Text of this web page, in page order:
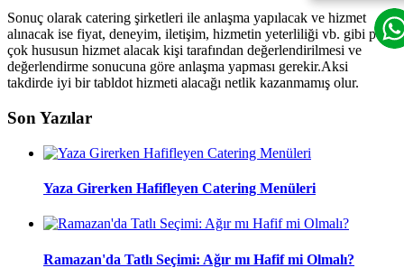
Sonuç olarak catering şirketleri ile anlaşma yapılacak ve hizmet
alınacak ise fiyat, deneyim, iletişim, hizmetin yeterliliği vb. gibi pek
çok hususun hizmet alacak kişi tarafından değerlendirilmesi ve
değerlendirme sonucuna göre anlaşma yapması gerekir.Aksi
takdirde iyi bir tabldot hizmeti alacağı netlik kazanmamış olur.
Son Yazılar
Yaza Girerken Hafifleyen Catering Menüleri
Ramazan'da Tatlı Seçimi: Ağır mı Hafif mi Olmalı?